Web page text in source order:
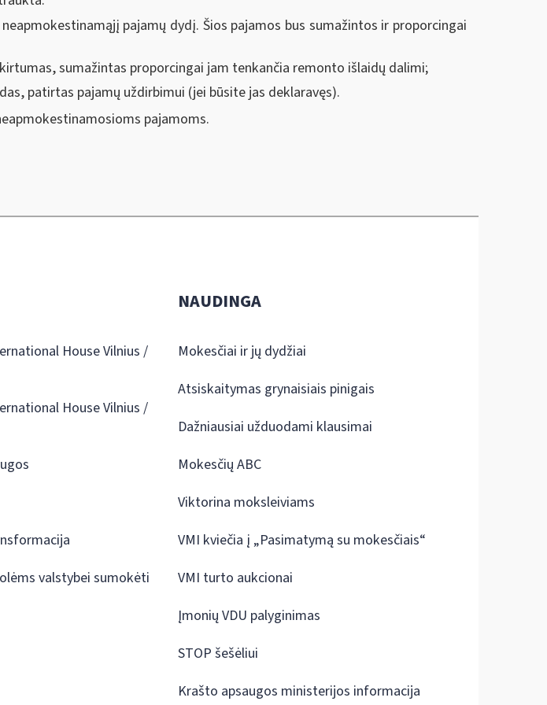
pajamų dydį. Šios pajamos bus sumažintos ir proporcingai
sumažintas proporcingai jam tenkančia remonto išlaidų dalimi;
patirtas pajamų uždirbimui (jei būsite jas deklaravęs).
pajamoms.
House Vilnius /
House Vilnius /
valstybei sumokėti
NAUDINGA
Mokesčiai ir jų dydžiai
Atsiskaitymas grynaisiais pinigais
Dažniausiai užduodami klausimai
Mokesčių ABC
Viktorina moksleiviams
VMI kviečia į „Pasimatymą su mokesčiais“
VMI turto aukcionai
Įmonių VDU palyginimas
STOP šešėliui
Krašto apsaugos ministerijos informacija